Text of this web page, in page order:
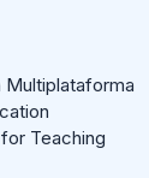
Teaching